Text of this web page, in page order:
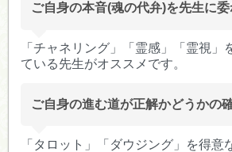
ご自身の本音(魂の代弁)を先生に
「チャネリング」「霊感」「霊視」
ている先生がオススメです。
ご自身の進む道が正解かどうかの
「タロット」「ダウジング」を得意